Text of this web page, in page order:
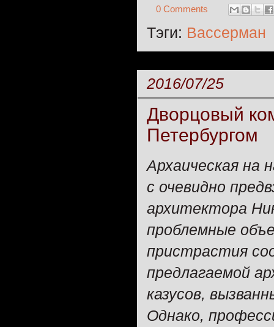
0 Comments
Тэги: Вассерман
2016/07/25
Дворцовый
Петербургом
Архаическая
с очевидно
архитектора
проблемные
пристрастия
предлагаемой
казусов,
Однако,